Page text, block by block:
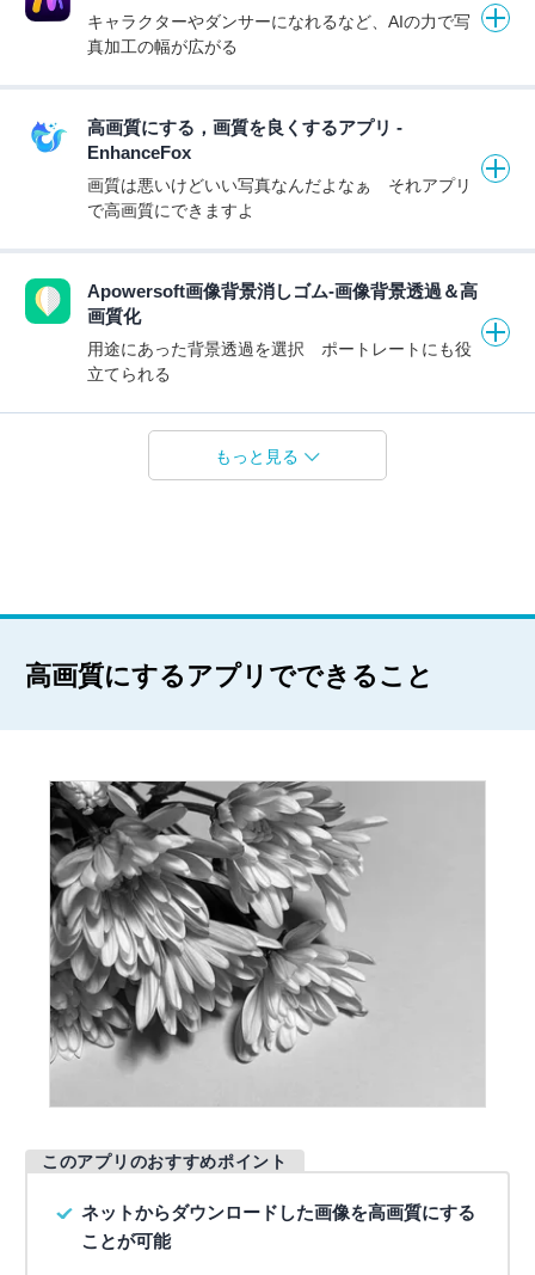
キャラクターやダンサーになれるなど、AIの力で写
真加工の幅が広がる
高画質にする，画質を良くするアプリ -
EnhanceFox
画質は悪いけどいい写真なんだよなぁ それアプリ
で高画質にできますよ
Apowersoft画像背景消しゴム-画像背景透過＆高
画質化
用途にあった背景透過を選択 ポートレートにも役
立てられる
もっと見る
高画質にするアプリでできること
このアプリのおすすめポイント
ネットからダウンロードした画像を高画質にする
ことが可能